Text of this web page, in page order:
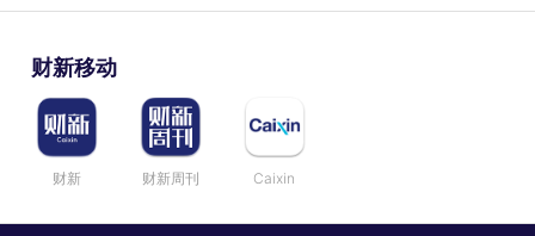
财新移动
财新 财新周刊 Caixin